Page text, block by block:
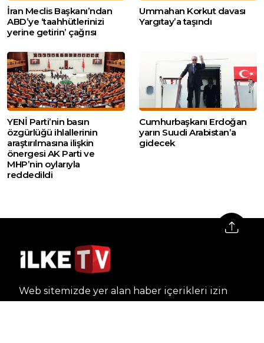
İran Meclis Başkanı’ndan
ABD’ye ‘taahhütlerinizi
yerine getirin’ çağrısı
Ummahan Korkut davası
Yargıtay’a taşındı
YENİ Parti’nin basın
özgürlüğü ihlallerinin
araştırılmasına ilişkin
önergesi AK Parti ve
MHP’nin oylarıyla
reddedildi
Cumhurbaşkanı Erdoğan
yarın Suudi Arabistan’a
gidecek
Web sitemizde yer alan haber içerikleri izin